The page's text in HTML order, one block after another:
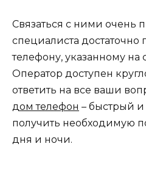
Связаться с ними очень
специалиста достаточно
телефону, указанному на
Оператор доступен
ответить на все ваши
дом телефон – быстрый
получить необходимую
дня и ночи.